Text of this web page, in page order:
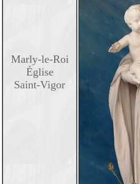
Marly-le-Roi
Église
Saint-Vigor